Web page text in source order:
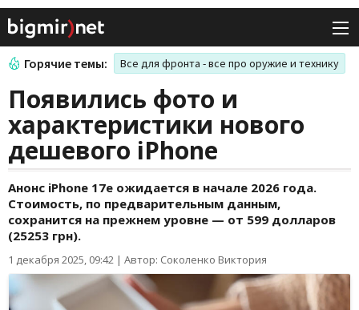
Горячие темы: Все для фронта - все про оружие и технику
Появились фото и
характеристики нового
дешевого iPhone
Анонс iPhone 17e ожидается в начале 2026 года.
Стоимость, по предварительным данным,
сохранится на прежнем уровне — от 599 долларов
(25253 грн).
1 декабря 2025, 09:42 | Автор: Соколенко Виктория